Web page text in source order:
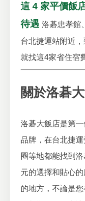
這 4 家平價飯
待遇 洛碁忠孝館
台北捷運站附近
就找這4家省住宿
關於洛碁
洛碁大飯店是第
品牌，在台北捷
圈等地都能找到
元的選擇和貼心
的地方，不論是